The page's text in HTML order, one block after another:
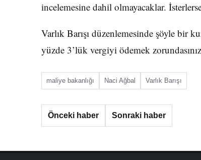
incelemesine dahil olmayacaklar.
Varlık Barışı düzenlemesinde şöyle bir
yüzde 3’lük vergiyi ödemek
maliye bakanlığı Naci Ağbal Varlık Barışı
Önceki haber Sonraki haber